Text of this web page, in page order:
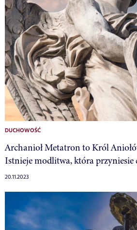
DUCHOWOŚĆ
Archanioł Metatron to Król
Istnieje modlitwa, która przyniesie
20.11.2023